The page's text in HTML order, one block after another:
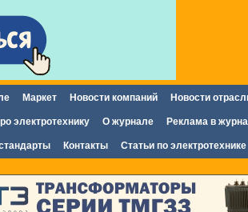
Маркет Новости компаний Новости
электротехнику О журнале Реклама в
Контакты Статьи по электротехнике